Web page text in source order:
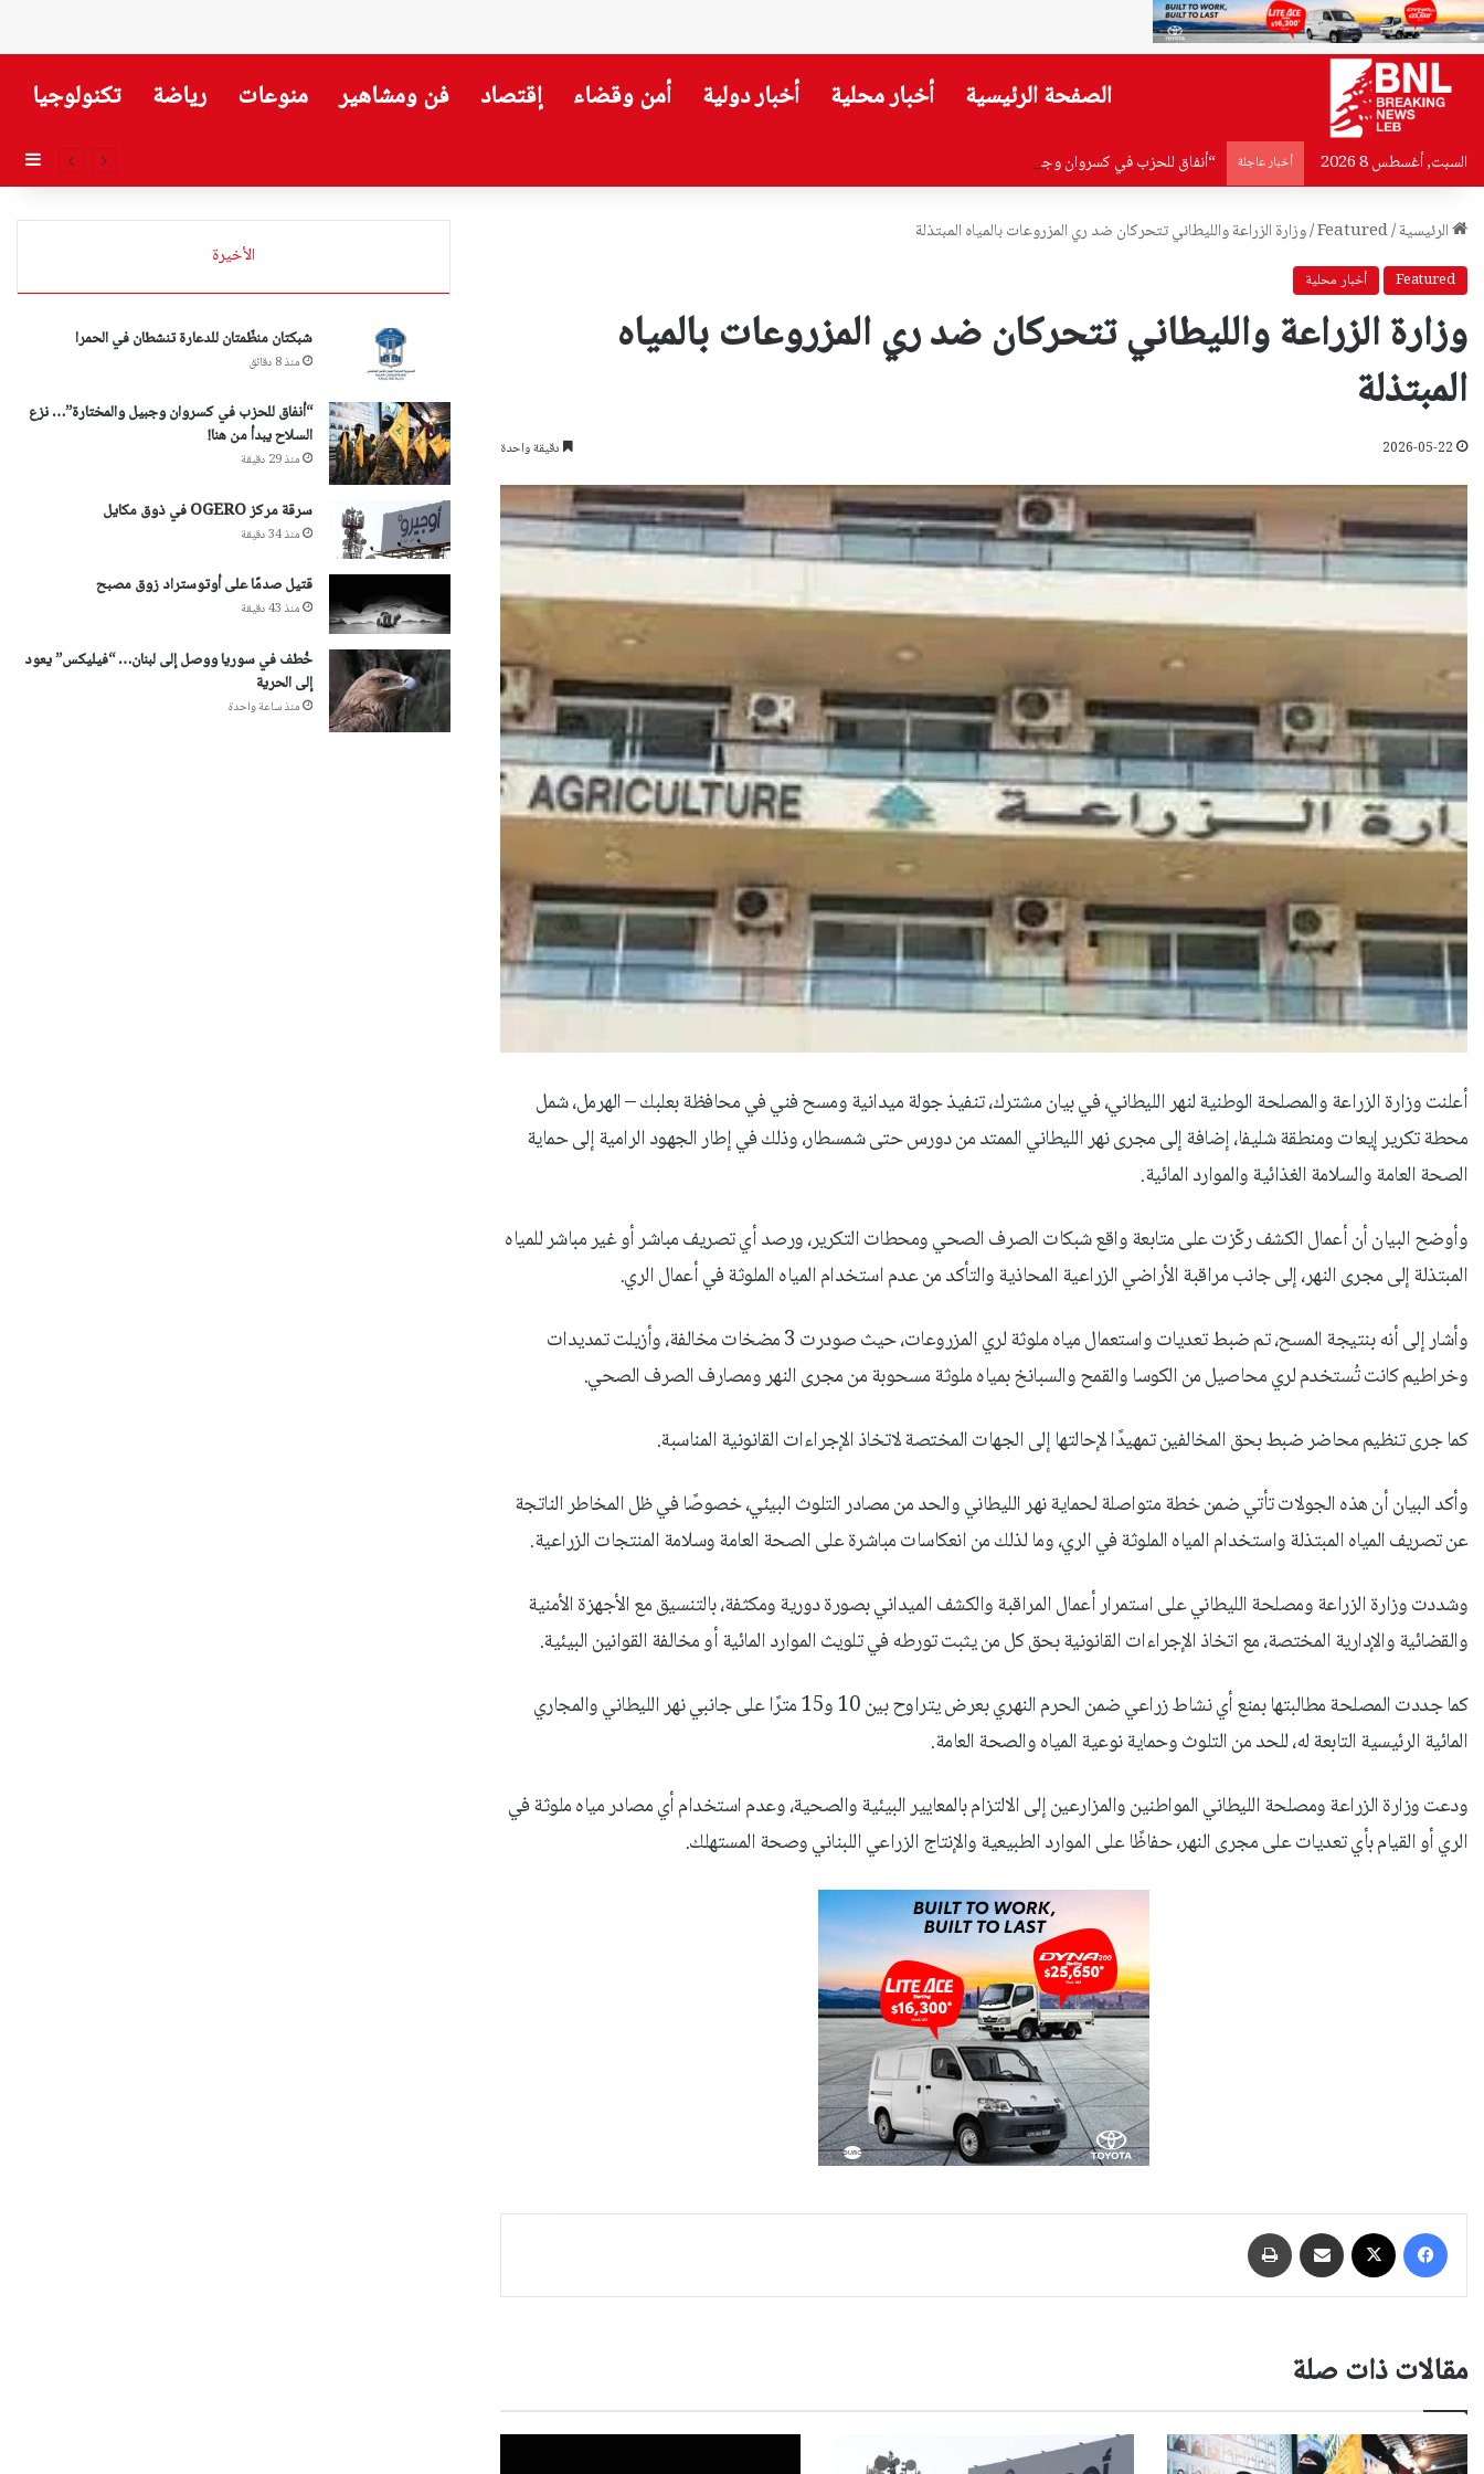
الصفحة الرئيسية أخبار محلية أخبار دولية أمن وقضاء إقتصاد فن ومشاهير منوعات رياضة تكنولوجيا
السبت, أغسطس 8 2026 أخبار عاجلة “أنفاق للحزب في كسروان وجبيل والمختارة”… نزع السلاح يبدأ من هنا!
الرئيسية/
Featured
/وزارة الزراعة والليطاني تتحركان ضد ري المزروعات بالمياه المبتذلة
Featured أخبار محلية
وزارة الزراعة والليطاني تتحركان ضد ري المزروعات بالمياه
المبتذلة
2026-05-22 دقيقة واحدة
أعلنت وزارة الزراعة والمصلحة الوطنية لنهر الليطاني، في بيان مشترك، تنفيذ جولة ميدانية ومسح فني في محافظة بعلبك – الهرمل، شمل
محطة تكرير إيعات ومنطقة شليفا، إضافة إلى مجرى نهر الليطاني الممتد من دورس حتى شمسطار، وذلك في إطار الجهود الرامية إلى حماية
الصحة العامة والسلامة الغذائية والموارد المائية.
وأوضح البيان أن أعمال الكشف ركّزت على متابعة واقع شبكات الصرف الصحي ومحطات التكرير، ورصد أي تصريف مباشر أو غير مباشر للمياه
المبتذلة إلى مجرى النهر، إلى جانب مراقبة الأراضي الزراعية المحاذية والتأكد من عدم استخدام المياه الملوثة في أعمال الري.
وأشار إلى أنه بنتيجة المسح، تم ضبط تعديات واستعمال مياه ملوثة لري المزروعات، حيث صودرت 3 مضخات مخالفة، وأزيلت تمديدات
وخراطيم كانت تُستخدم لري محاصيل من الكوسا والقمح والسبانخ بمياه ملوثة مسحوبة من مجرى النهر ومصارف الصرف الصحي.
كما جرى تنظيم محاضر ضبط بحق المخالفين تمهيدًا لإحالتها إلى الجهات المختصة لاتخاذ الإجراءات القانونية المناسبة.
وأكد البيان أن هذه الجولات تأتي ضمن خطة متواصلة لحماية نهر الليطاني والحد من مصادر التلوث البيئي، خصوصًا في ظل المخاطر الناتجة
عن تصريف المياه المبتذلة واستخدام المياه الملوثة في الري، وما لذلك من انعكاسات مباشرة على الصحة العامة وسلامة المنتجات الزراعية.
وشددت وزارة الزراعة ومصلحة الليطاني على استمرار أعمال المراقبة والكشف الميداني بصورة دورية ومكثفة، بالتنسيق مع الأجهزة الأمنية
والقضائية والإدارية المختصة، مع اتخاذ الإجراءات القانونية بحق كل من يثبت تورطه في تلويث الموارد المائية أو مخالفة القوانين البيئية.
كما جددت المصلحة مطالبتها بمنع أي نشاط زراعي ضمن الحرم النهري بعرض يتراوح بين 10 و15 مترًا على جانبي نهر الليطاني والمجاري
المائية الرئيسية التابعة له، للحد من التلوث وحماية نوعية المياه والصحة العامة.
ودعت وزارة الزراعة ومصلحة الليطاني المواطنين والمزارعين إلى الالتزام بالمعايير البيئية والصحية، وعدم استخدام أي مصادر مياه ملوثة في
الري أو القيام بأي تعديات على مجرى النهر، حفاظًا على الموارد الطبيعية والإنتاج الزراعي اللبناني وصحة المستهلك.
فيسبوك مشاركة عبر البريد
مقالات ذات صلة
الأخيرة
شبكتان منظّمتان للدعارة تنشطان في الحمرا
منذ 8 دقائق
“أنفاق للحزب في كسروان وجبيل والمختارة”… نزع
السلاح يبدأ من هنا!
منذ 29 دقيقة
سرقة مركز OGERO في ذوق مكايل
منذ 34 دقيقة
قتيل صدمًا على أوتوستراد زوق مصبح
منذ 43 دقيقة
خُطف في سوريا ووصل إلى لبنان… “فيليكس” يعود
إلى الحرية
منذ ساعة واحدة